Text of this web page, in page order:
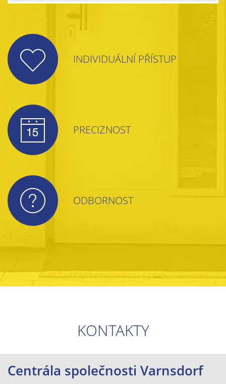
INDIVIDUÁLNÍ PŘÍSTUP
PRECIZNOST
ODBORNOST
KONTAKTY
Centrála společnosti Varnsdorf